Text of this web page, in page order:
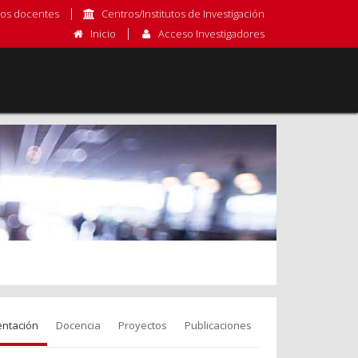
docentes
Centros/Institutos de Investigación
Inicio
Acceso Investigadores
Docencia Proyectos Publicaciones